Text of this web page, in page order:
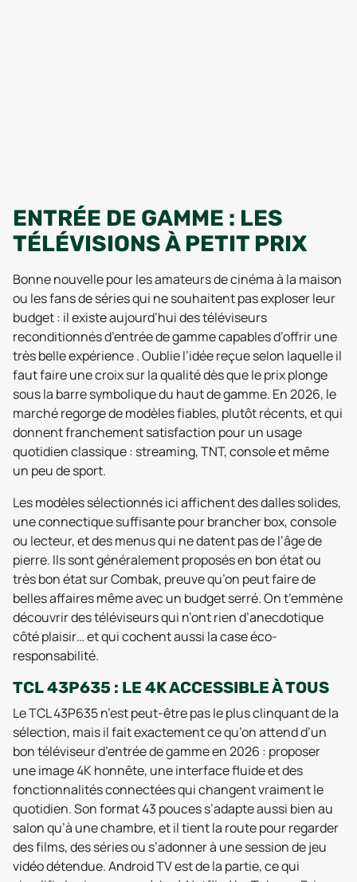
ENTRÉE DE GAMME : LES
TÉLÉVISIONS À PETIT PRIX
Bonne nouvelle pour les amateurs de cinéma à la maison
ou les fans de séries qui ne souhaitent pas exploser leur
budget : il existe aujourd’hui des téléviseurs
reconditionnés d’entrée de gamme capables d’offrir une
très belle expérience . Oublie l’idée reçue selon laquelle il
faut faire une croix sur la qualité dès que le prix plonge
sous la barre symbolique du haut de gamme. En 2026, le
marché regorge de modèles fiables, plutôt récents, et qui
donnent franchement satisfaction pour un usage
quotidien classique : streaming, TNT, console et même
un peu de sport.
Les modèles sélectionnés ici affichent des dalles solides,
une connectique suffisante pour brancher box, console
ou lecteur, et des menus qui ne datent pas de l’âge de
pierre. Ils sont généralement proposés en bon état ou
très bon état sur Combak, preuve qu’on peut faire de
belles affaires même avec un budget serré. On t’emmène
découvrir des téléviseurs qui n’ont rien d’anecdotique
côté plaisir… et qui cochent aussi la case éco-
responsabilité.
TCL 43P635 : LE 4K ACCESSIBLE À TOUS
Le TCL 43P635 n’est peut-être pas le plus clinquant de la
sélection, mais il fait exactement ce qu’on attend d’un
bon téléviseur d’entrée de gamme en 2026 : proposer
une image 4K honnête, une interface fluide et des
fonctionnalités connectées qui changent vraiment le
quotidien. Son format 43 pouces s’adapte aussi bien au
salon qu’à une chambre, et il tient la route pour regarder
des films, des séries ou s’adonner à une session de jeu
vidéo détendue. Android TV est de la partie, ce qui